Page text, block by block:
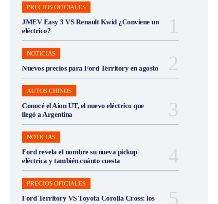
PRECIOS OFICIALES
JMEV Easy 3 VS Renault Kwid ¿Conviene un
eléctrico?
NOTICIAS
Nuevos precios para Ford Territory en agosto
AUTOS CHINOS
Conocé el Aion UT, el nuevo eléctrico que
llegó a Argentina
NOTICIAS
Ford revela el nombre su nueva pickup
eléctrica y también cuánto cuesta
PRECIOS OFICIALES
Ford Territory VS Toyota Corolla Cross: los